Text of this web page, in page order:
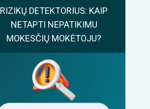
RIZIKŲ DETEKTORIUS: KAIP
NETAPTI NEPATIKIMU
MOKESČIŲ MOKĖTOJU?